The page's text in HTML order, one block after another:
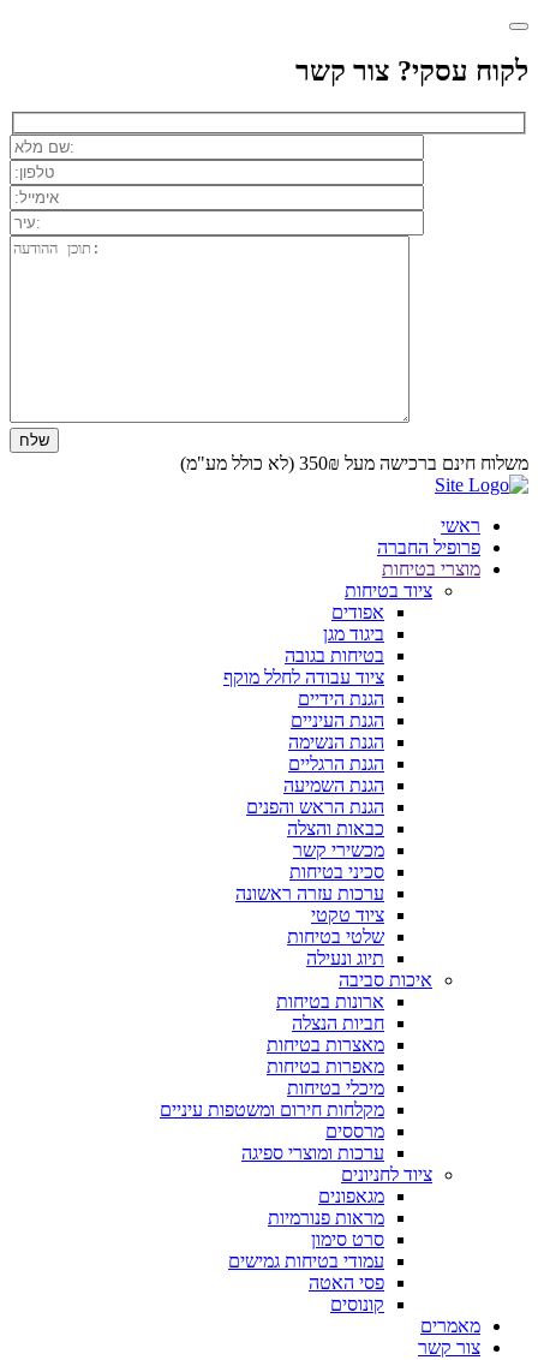
לקוח עסקי? צור קשר
משלוח חינם ברכישה מעל 350₪ (לא כולל מע"מ)
ראשי
פרופיל החברה
מוצרי בטיחות
ציוד בטיחות
אפודים
ביגוד מגן
בטיחות בגובה
ציוד עבודה לחלל מוקף
הגנת הידיים
הגנת העיניים
הגנת הנשימה
הגנת הרגליים
הגנת השמיעה
הגנת הראש והפנים
כבאות והצלה
מכשירי קשר
סכיני בטיחות
ערכות עזרה ראשונה
ציוד טקטי
שלטי בטיחות
תיוג ונעילה
איכות סביבה
ארונות בטיחות
חביות הנצלה
מאצרות בטיחות
מאפרות בטיחות
מיכלי בטיחות
מקלחות חירום ומשטפות עיניים
מרססים
ערכות ומוצרי ספיגה
ציוד לחניונים
מגאפונים
מראות פנורמיות
סרט סימון
עמודי בטיחות גמישים
פסי האטה
קונוסים
מאמרים
צור קשר